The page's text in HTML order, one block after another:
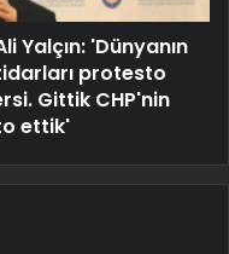
Yalçın: 'Dünyanın
protesto
Gittik CHP'nin
ettik'